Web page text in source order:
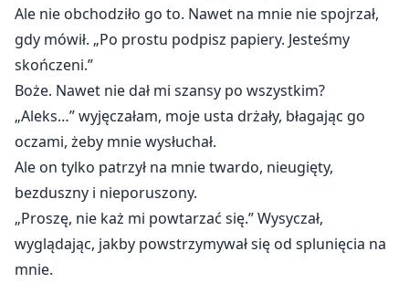
Ale nie obchodziło go to. Nawet na mnie nie spojrzał,
gdy mówił. „Po prostu podpisz papiery. Jesteśmy
skończeni.”
Boże. Nawet nie dał mi szansy po wszystkim?
„Aleks…” wyjęczałam, moje usta drżały, błagając go
oczami, żeby mnie wysłuchał.
Ale on tylko patrzył na mnie twardo, nieugięty,
bezduszny i nieporuszony.
„Proszę, nie każ mi powtarzać się.” Wysyczał,
wyglądając, jakby powstrzymywał się od splunięcia na
mnie.